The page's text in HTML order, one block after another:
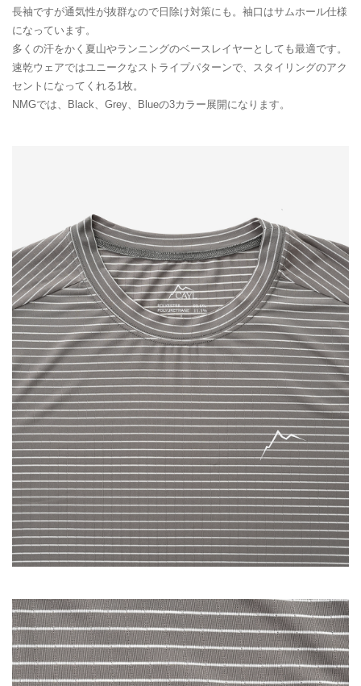
長袖ですが通気性が抜群なので日除け対策にも。袖口はサムホール仕様
になっています。
多くの汗をかく夏山やランニングのベースレイヤーとしても最適です。
速乾ウェアではユニークなストライプパターンで、スタイリングのアク
セントになってくれる1枚。
NMGでは、Black、Grey、Blueの3カラー展開になります。